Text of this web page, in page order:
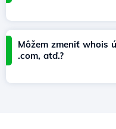
Môžem zmeniť whois
.com, atď.?